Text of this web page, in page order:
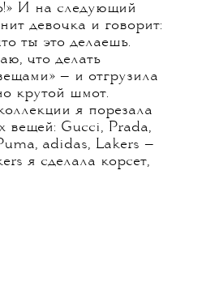
И на следующий
девочка и говорит:
ты это делаешь.
что делать
— и отгрузила
крутой шмот.
я порезала
вещей: Gucci, Prada,
adidas, Lakers —
я сделала корсет,